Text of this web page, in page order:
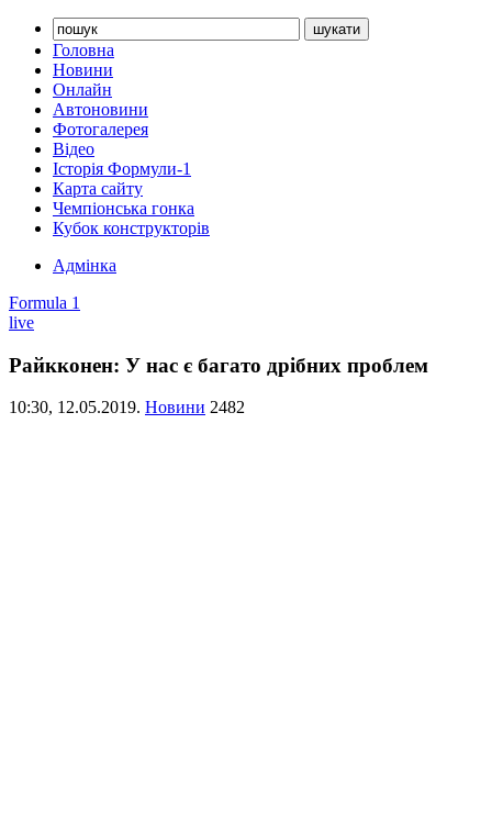
Головна
Новини
Онлайн
Автоновини
Фотогалерея
Відео
Історія Формули-1
Карта сайту
Чемпіонська гонка
Кубок конструкторів
Адмінка
Formula 1
live
Райкконен: У нас є багато дрібних проблем
10:30, 12.05.2019. Новини 2482